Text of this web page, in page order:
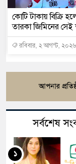
কোটি টাকায় বিক্রি
তারকা জিমিনের সেই
রবিবার, ২ আগস্ট, ২০২৬
সর্বশেষ
১